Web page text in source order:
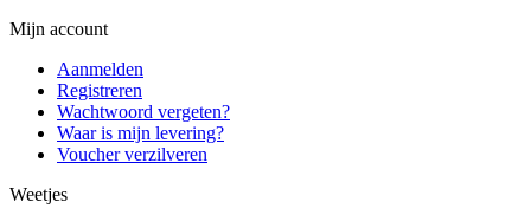
Mijn account
Aanmelden
Registreren
Wachtwoord vergeten?
Waar is mijn levering?
Voucher verzilveren
Weetjes